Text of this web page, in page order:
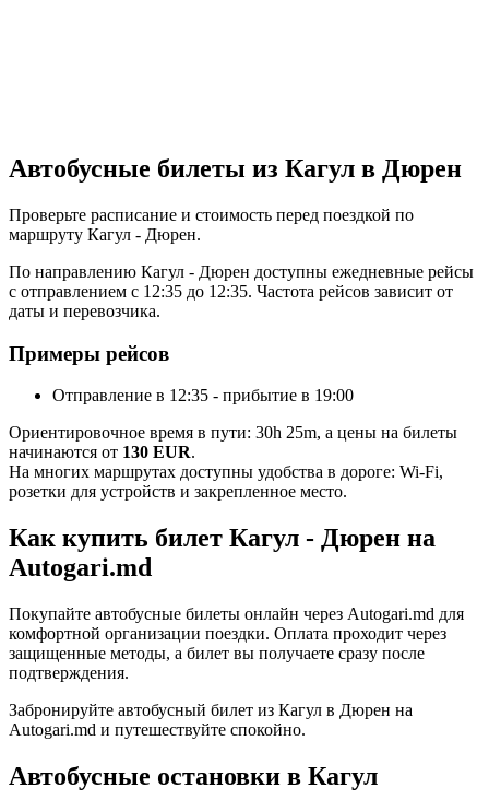
Автобусные билеты из Кагул в Дюрен
Проверьте расписание и стоимость перед поездкой по
маршруту Кагул - Дюрен.
По направлению Кагул - Дюрен доступны ежедневные рейсы
с отправлением с 12:35 до 12:35. Частота рейсов зависит от
даты и перевозчика.
Примеры рейсов
Отправление в 12:35 - прибытие в 19:00
Ориентировочное время в пути: 30h 25m, а цены на билеты
начинаются от 130 EUR.
На многих маршрутах доступны удобства в дороге: Wi-Fi,
розетки для устройств и закрепленное место.
Как купить билет Кагул - Дюрен на
Autogari.md
Покупайте автобусные билеты онлайн через Autogari.md для
комфортной организации поездки. Оплата проходит через
защищенные методы, а билет вы получаете сразу после
подтверждения.
Забронируйте автобусный билет из Кагул в Дюрен на
Autogari.md и путешествуйте спокойно.
Автобусные остановки в Кагул